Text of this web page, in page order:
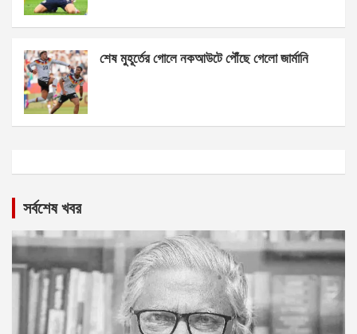
শেষ মুহূর্তের গোলে নকআউটে পৌঁছে গেলো জার্মানি
সর্বশেষ খবর